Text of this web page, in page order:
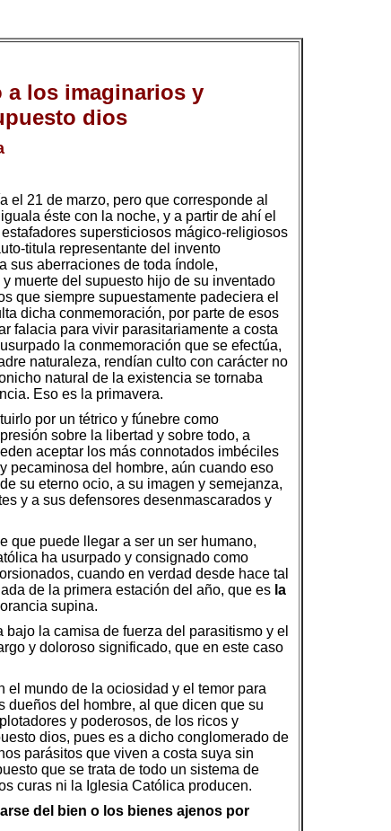
a los imaginarios y
dios
el 21 de marzo, pero que corresponde al
éste con la noche, y a partir de ahí el
supersticiosos mágico-religiosos
titula representante del invento
sus aberraciones de toda índole,
muerte del supuesto hijo de su inventado
que siempre supuestamente padeciera el
dicha conmemoración, por parte de esos
falacia para vivir parasitariamente a costa
la conmemoración que se efectúa,
naturaleza, rendían culto con carácter no
natural de la existencia se tornaba
Eso es la primavera.
por un tétrico y fúnebre como
sobre la libertad y sobre todo, a
aceptar los más connotados imbéciles
pecaminosa del hombre, aún cuando eso
su eterno ocio, a su imagen y semejanza,
y a sus defensores desenmascarados y
que puede llegar a ser un ser humano,
ha usurpado y consignado como
cuando en verdad desde hace tal
de la primera estación del año, que es la
supina.
la camisa de fuerza del parasitismo y el
y doloroso significado, que en este caso
el mundo de la ociosidad y el temor para
del hombre, al que dicen que su
y poderosos, de los ricos y
dios, pues es a dicho conglomerado de
parásitos que viven a costa suya sin
que se trata de todo un sistema de
curas ni la Iglesia Católica producen.
del bien o los bienes ajenos por